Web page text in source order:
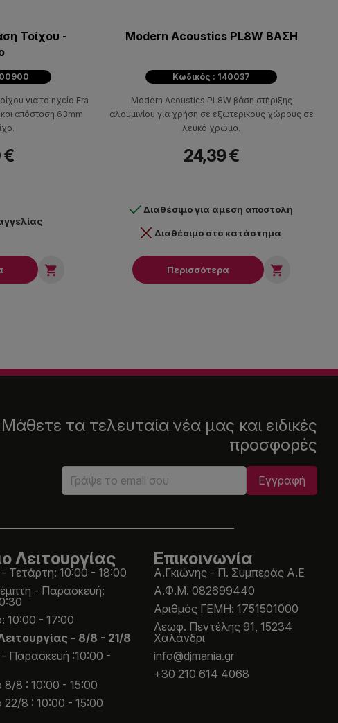
Τοίχου -
για το ηχείο Era
απόσταση 63mm
€

Modern Acoustics PL8W ΒΑΣΗ
Κωδικός : 140037
Modern Acoustics PL8W βάση στήριξης
αλουμινίου για χρήση σε εξωτερικούς χώρους σε
λευκό χρώμα.
24,39 €
Διαθέσιμο για άμεση αποστολή
Διαθέσιμο στο κατάστημα
Περισσότερα 
Μάθετε τα τελευταία νέα μας και ειδικές
προσφορές
Λειτουργίας
Τετάρτη: 10:00 - 18:00
- Παρασκευή:
10:00 - 17:00
- 8/8 - 21/8
Παρασκευή :10:00 -
8 : 10:00 - 15:00
8 : 10:00 - 15:00
Επικοινωνία
Α.Γκιώνης - Π. Συμπεράς Α.Ε
Α.Φ.Μ. 082699440
Aριθμός ΓΕΜΗ: 1751501000
Λεωφ. Πεντέλης 91, 15234
Χαλάνδρι
info@djmania.gr
+30 210 614 4068